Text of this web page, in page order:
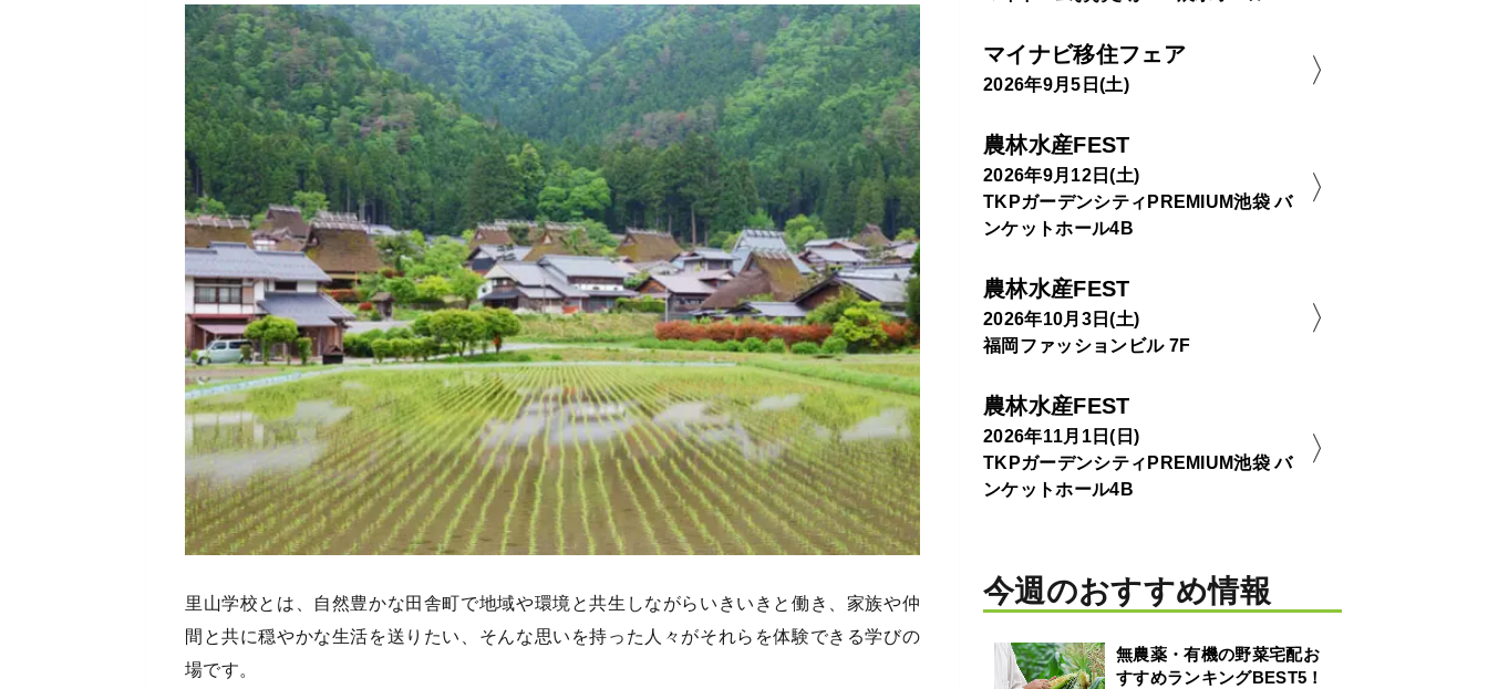
里山学校とは、自然豊かな田舎町で地域や環境と共生しながらいきいきと働き、家族や仲
間と共に穏やかな生活を送りたい、そんな思いを持った人々がそれらを体験できる学びの
場です。
マイナビ移住フェア
2026年9月5日(土)
農林水産FEST
2026年9月12日(土)
TKPガーデンシティPREMIUM池袋 バ
ンケットホール4B
農林水産FEST
2026年10月3日(土)
福岡ファッションビル 7F
農林水産FEST
2026年11月1日(日)
TKPガーデンシティPREMIUM池袋 バ
ンケットホール4B
今週のおすすめ情報
無農薬・有機の野菜宅配お
すすめランキングBEST5！